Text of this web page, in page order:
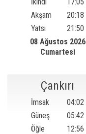
Akşam
20:18
Yatsı
21:50
08 Ağustos 2026
Cumartesi
Çankırı
İmsak
04:02
Güneş
05:42
Öğle
12:56